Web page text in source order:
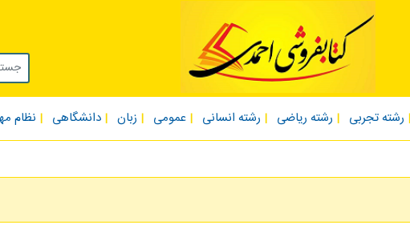
رشته تجربی رشته ریاضی رشته انسانی عمومی زبان دانشگاهی نظام